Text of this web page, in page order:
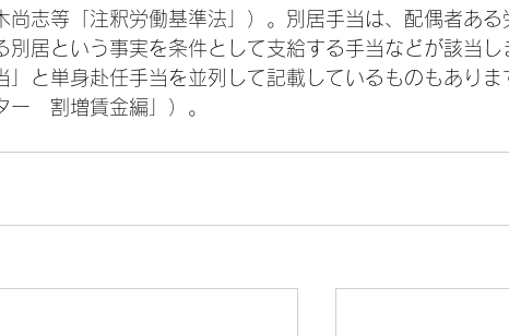
尚志等「注釈労働基準法」）。別居手当は、配偶者ある
別居という事実を条件として支給する手当などが該当し
」と単身赴任手当を並列して記載しているものもありま
ー　割増賃金編」）。